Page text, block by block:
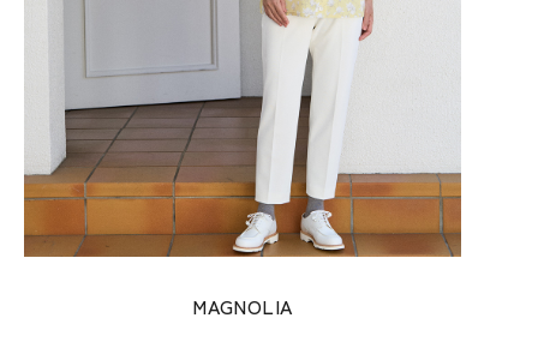
MAGNOLIA